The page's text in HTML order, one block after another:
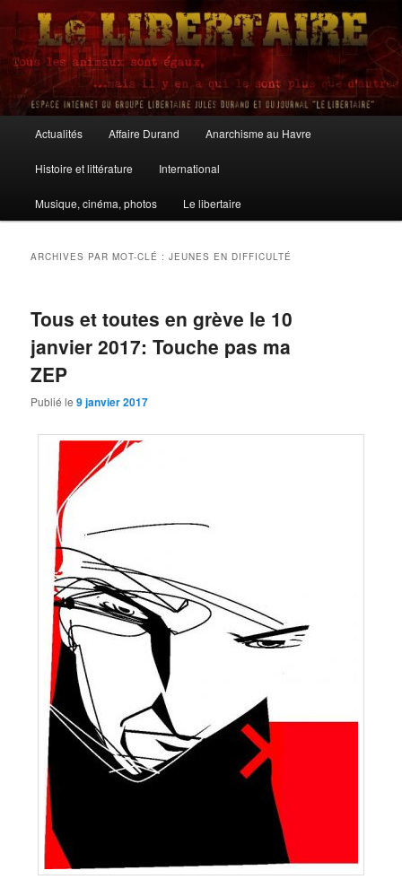
Aller
contenu
principal
Aller
contenu
secondaire
Le Libertaire
principal
Actualités Affaire Durand Anarchisme au Havre
Histoire et littérature International
Musique, cinéma, photos Le libertaire
ARCHIVES PAR MOT-CLÉ :JEUNES EN DIFFICULTÉ
Tous et toutes en grève le 10
janvier 2017: Touche pas ma
ZEP
Publié le9 janvier 2017